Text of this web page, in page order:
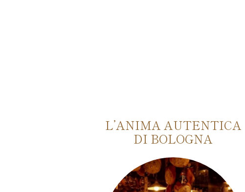
L’ANIMA AUTENTICA
DI BOLOGNA